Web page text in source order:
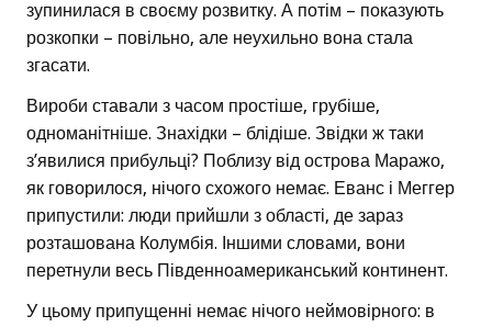
зупинилася в своєму розвитку. А потім – показують
розкопки – повільно, але неухильно вона стала
згасати.
Вироби ставали з часом простіше, грубіше,
одноманітніше. Знахідки – блідіше. Звідки ж таки
з’явилися прибульці? Поблизу від острова Маражо,
як говорилося, нічого схожого немає. Еванс і Меггер
припустили: люди прийшли з області, де зараз
розташована Колумбія. Іншими словами, вони
перетнули весь Південноамериканський континент.
У цьому припущенні немає нічого неймовірного: в